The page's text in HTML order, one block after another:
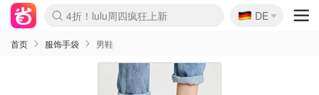
Boticinal 夏促开抢！
4折！lulu周四疯狂上新
还没结束！&OtherStories大促
Joybuy变相75折 随时失效
速领！Stanley独家85折
疑似霸哥！Camper额外叠85折
Zalando 奥莱闪促！每日更新
Moncler反季囤！5折起+叠9折
Coach Brooklyn仅€192
🇩🇪
DE
首页 服饰手袋 男鞋